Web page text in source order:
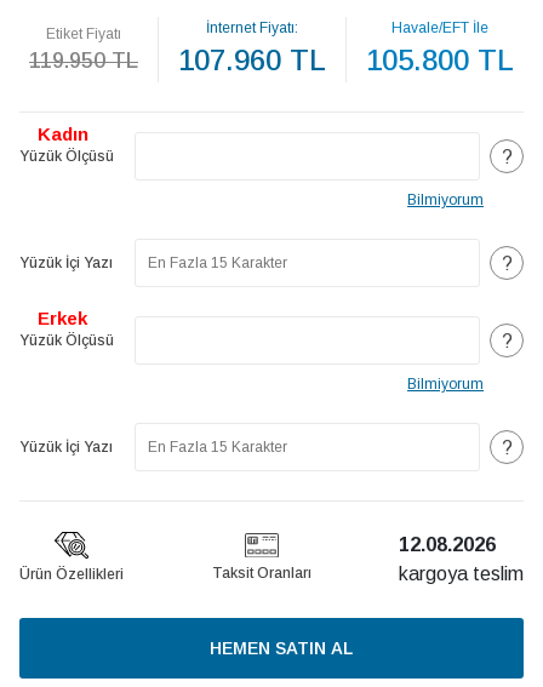
Etiket Fiyatı
119.950 TL
İnternet Fiyatı:
107.960 TL
Havale/EFT İle
105.800 TL
Yüzük Ölçüsü
Kadın
?
Bilmiyorum
Yüzük İçi Yazı ?
Yüzük Ölçüsü
Erkek
?
Bilmiyorum
Yüzük İçi Yazı ?
Ürün Özellikleri Taksit Oranları
12.08.2026
kargoya teslim
HEMEN SATIN AL